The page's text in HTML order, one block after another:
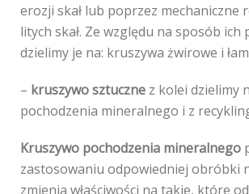
erozji skał lub poprzez mechaniczne
litych skał. Ze względu na sposób ich
dzielimy je na: kruszywa żwirowe i
– kruszywo sztuczne z kolei dzielimy
pochodzenia mineralnego i z
Kruszywo pochodzenia mineralnego
zastosowaniu odpowiedniej obróbki
zmienia właściwości na takie, które